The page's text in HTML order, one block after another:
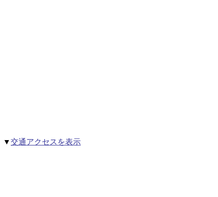
▼交通アクセスを表示